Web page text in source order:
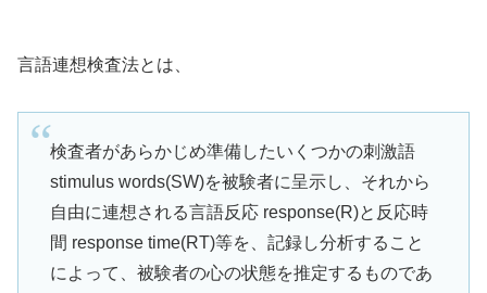
言語連想検査法とは、
検査者があらかじめ準備したいくつかの刺激語
stimulus words(SW)を被験者に呈示し、それから
自由に連想される言語反応 response(R)と反応時
間 response time(RT)等を、記録し分析すること
によって、被験者の心の状態を推定するものであ